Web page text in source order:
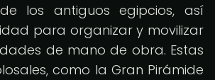
los antiguos egipcios, así
para organizar y movilizar
de mano de obra. Estas
como la Gran Pirámide